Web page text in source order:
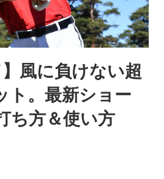
】風に負けない超
ト。最新ショー
ち方＆使い方